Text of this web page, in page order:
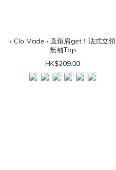
‹ Clo Made › 直角肩get！法式立領
無袖Top
HK$209.00